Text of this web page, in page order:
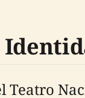
Teatro